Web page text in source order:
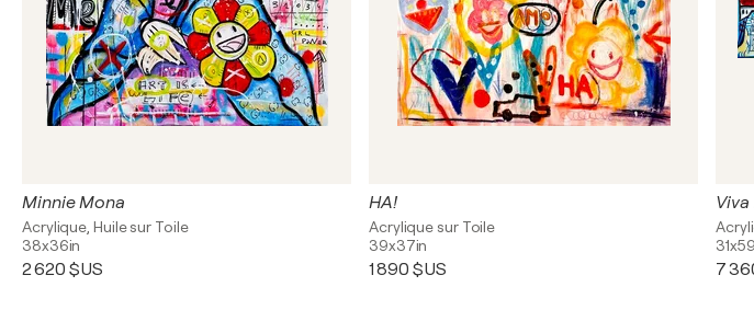
Minnie Mona
Acrylique, Huile sur Toile
38x36in
2 620 $US
HA!
Acrylique sur Toile
39x37in
1 890 $US
Viva
7